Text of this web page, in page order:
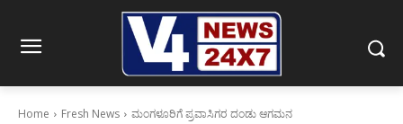
Home Fresh News ಮಂಗಳೂರಿಗೆ ಪ್ರವಾಸಿಗರ ದಂಡು ಆಗಮನ